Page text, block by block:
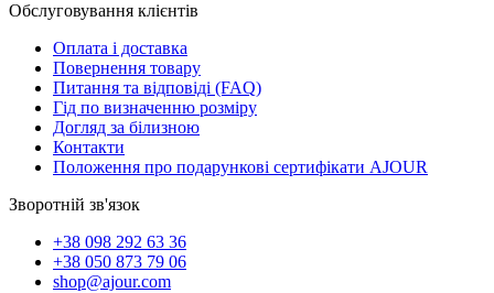
Обслуговування клієнтів
Оплата і доставка
Повернення товару
Питання та відповіді (FAQ)
Гід по визначенню розміру
Догляд за білизною
Контакти
Положення про подарункові сертифікати AJOUR
Зворотній зв'язок
+38 098 292 63 36
+38 050 873 79 06
shop@ajour.com